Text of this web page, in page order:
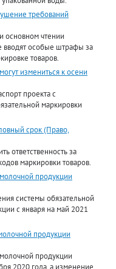
требований
основном чтении
особые штрафы за
товаров.
измениться к осени
проекта с
маркировки
срок (Право,
ответственность за
маркировки товаров.
продукции
системы обязательной
с января на май 2021
продукции
продукции
2020 года, а изменение